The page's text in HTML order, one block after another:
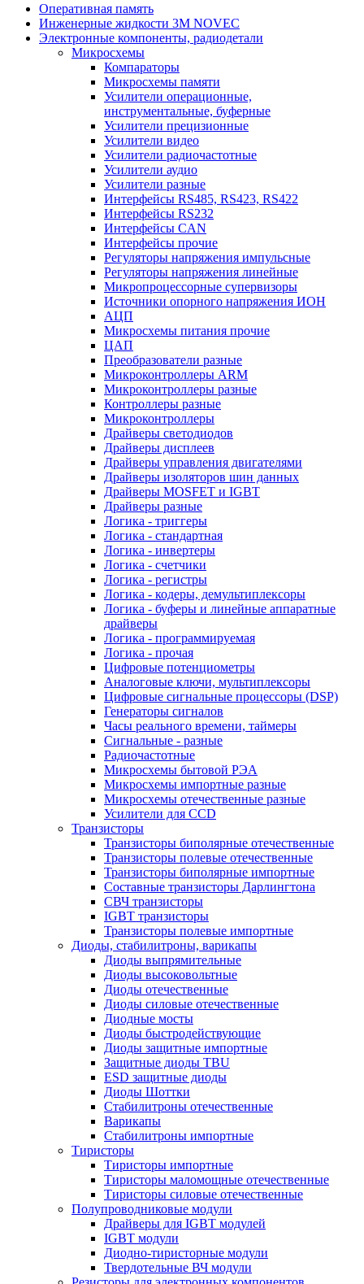
Оперативная память
Инженерные жидкости 3M NOVEC
Электронные компоненты, радиодетали
Микросхемы
Компараторы
Микросхемы памяти
Усилители операционные,
инструментальные, буферные
Усилители прецизионные
Усилители видео
Усилители радиочастотные
Усилители аудио
Усилители разные
Интерфейсы RS485, RS423, RS422
Интерфейсы RS232
Интерфейсы CAN
Интерфейсы прочие
Регуляторы напряжения импульсные
Регуляторы напряжения линейные
Микропроцессорные супервизоры
Источники опорного напряжения ИОН
АЦП
Микросхемы питания прочие
ЦАП
Преобразователи разные
Микроконтроллеры ARM
Микроконтроллеры разные
Контроллеры разные
Микроконтроллеры
Драйверы светодиодов
Драйверы дисплеев
Драйверы управления двигателями
Драйверы изоляторов шин данных
Драйверы MOSFET и IGBT
Драйверы разные
Логика - триггеры
Логика - стандартная
Логика - инвертеры
Логика - счетчики
Логика - регистры
Логика - кодеры, демультиплексоры
Логика - буферы и линейные аппаратные
драйверы
Логика - программируемая
Логика - прочая
Цифровые потенциометры
Аналоговые ключи, мультиплексоры
Цифровые сигнальные процессоры (DSP)
Генераторы сигналов
Часы реального времени, таймеры
Сигнальные - разные
Радиочастотные
Микросхемы бытовой РЭА
Микросхемы импортные разные
Микросхемы отечественные разные
Усилители для CCD
Транзисторы
Транзисторы биполярные отечественные
Транзисторы полевые отечественные
Транзисторы биполярные импортные
Составные транзисторы Дарлингтона
СВЧ транзисторы
IGBT транзисторы
Транзисторы полевые импортные
Диоды, стабилитроны, варикапы
Диоды выпрямительные
Диоды высоковольтные
Диоды отечественные
Диоды силовые отечественные
Диодные мосты
Диоды быстродействующие
Диоды защитные импортные
Защитные диоды TBU
ESD защитные диоды
Диоды Шоттки
Стабилитроны отечественные
Варикапы
Стабилитроны импортные
Тиристоры
Тиристоры импортные
Тиристоры маломощные отечественные
Тиристоры силовые отечественные
Полупроводниковые модули
Драйверы для IGBT модулей
IGBT модули
Диодно-тиристорные модули
Твердотельные ВЧ модули